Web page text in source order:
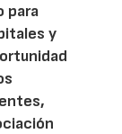
para
y